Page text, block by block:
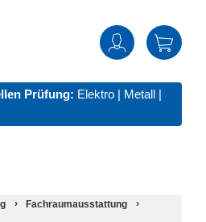
Prüfung: Elektro | Metall |
Fachraumausstattung